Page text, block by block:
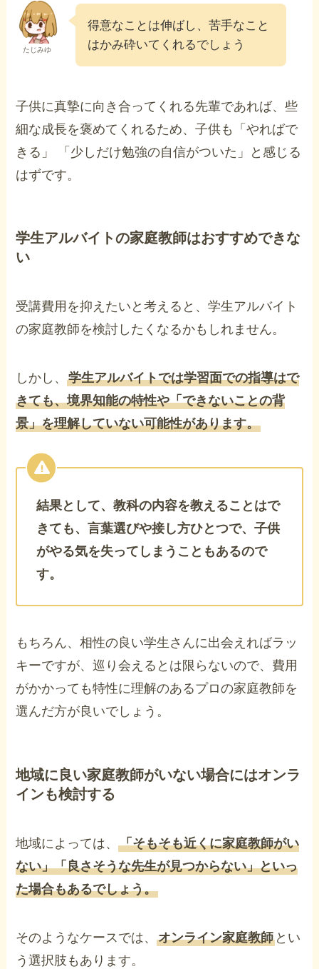
たじみゆ
得意なことは伸ばし、苦手なこと
はかみ砕いてくれるでしょう
子供に真摯に向き合ってくれる先輩であれば、些
細な成長を褒めてくれるため、子供も「やればで
きる」 「少しだけ勉強の自信がついた」と感じる
はずです。
学生アルバイトの家庭教師はおすすめできな
い
受講費用を抑えたいと考えると、学生アルバイト
の家庭教師を検討したくなるかもしれません。
しかし、学生アルバイトでは学習面での指導はで
きても、境界知能の特性や「できないことの背
景」を理解していない可能性があります。
結果として、教科の内容を教えることはで
きても、言葉選びや接し方ひとつで、子供
がやる気を失ってしまうこともあるので
す。
もちろん、相性の良い学生さんに出会えればラッ
キーですが、巡り会えるとは限らないので、費用
がかかっても特性に理解のあるプロの家庭教師を
選んだ方が良いでしょう。
地域に良い家庭教師がいない場合にはオンラ
インも検討する
地域によっては、「そもそも近くに家庭教師がい
ない」「良さそうな先生が見つからない」といっ
た場合もあるでしょう。
そのようなケースでは、オンライン家庭教師 とい
う選択肢もあります。